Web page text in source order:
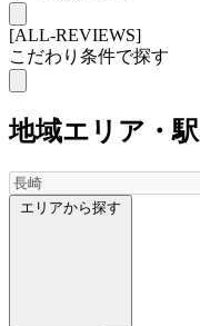
[ALL-REVIEWS]
こだわり条件で探す
地域エリア・駅
エリアから探す